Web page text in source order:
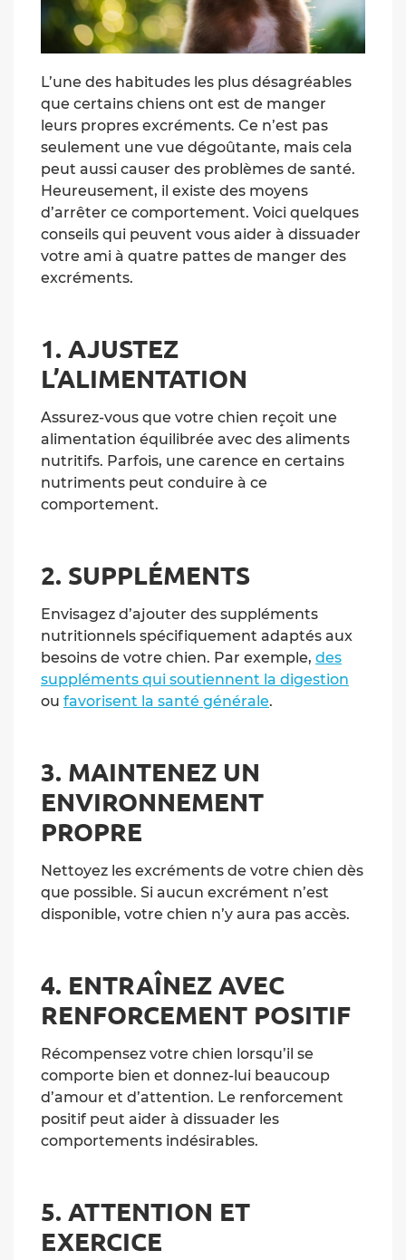
L’une des habitudes les plus désagréables
que certains chiens ont est de manger
leurs propres excréments. Ce n’est pas
seulement une vue dégoûtante, mais cela
peut aussi causer des problèmes de santé.
Heureusement, il existe des moyens
d’arrêter ce comportement. Voici quelques
conseils qui peuvent vous aider à dissuader
votre ami à quatre pattes de manger des
excréments.
1. AJUSTEZ
L’ALIMENTATION
Assurez-vous que votre chien reçoit une
alimentation équilibrée avec des aliments
nutritifs. Parfois, une carence en certains
nutriments peut conduire à ce
comportement.
2. SUPPLÉMENTS
Envisagez d’ajouter des suppléments
nutritionnels spécifiquement adaptés aux
besoins de votre chien. Par exemple, des
suppléments qui soutiennent la digestion
ou favorisent la santé générale.
3. MAINTENEZ UN
ENVIRONNEMENT
PROPRE
Nettoyez les excréments de votre chien dès
que possible. Si aucun excrément n’est
disponible, votre chien n’y aura pas accès.
4. ENTRAÎNEZ AVEC
RENFORCEMENT POSITIF
Récompensez votre chien lorsqu’il se
comporte bien et donnez-lui beaucoup
d’amour et d’attention. Le renforcement
positif peut aider à dissuader les
comportements indésirables.
5. ATTENTION ET
EXERCICE